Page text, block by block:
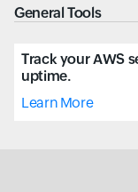
General Tools
Track your AWS
uptime.
Learn More